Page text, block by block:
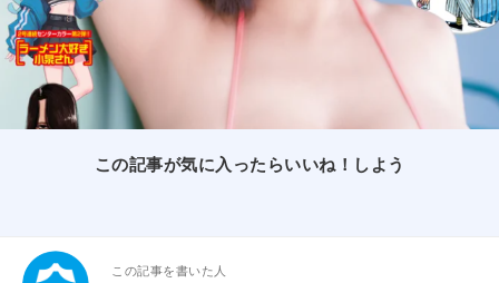
この記事が気に入ったらいいね！しよう
この記事を書いた人